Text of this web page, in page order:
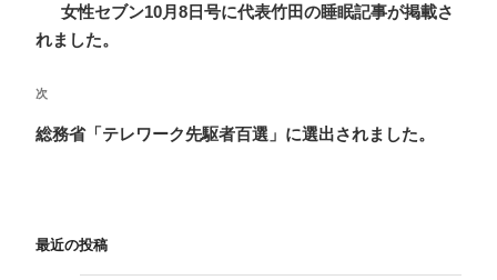
ナ
ビ
ゲ
ー
ン
稿
女性セブン10月8日号に代表竹田の睡眠記事が掲載さ
れました。
次
投
次
総務省「テレワーク先駆者百選」に選出されました。
最近の投稿